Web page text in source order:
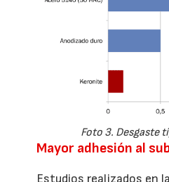
Foto 3. Desgaste
Mayor adhesión al
Estudios realizados en